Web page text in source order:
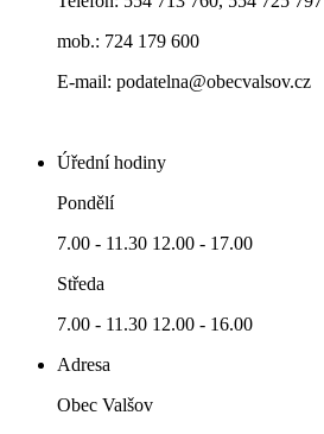
mob.: 724 179 600
E-mail: podatelna@obecvalsov.cz
Úřední hodiny
Pondělí
7.00 - 11.30 12.00 - 17.00
Středa
7.00 - 11.30 12.00 - 16.00
Adresa
Obec Valšov